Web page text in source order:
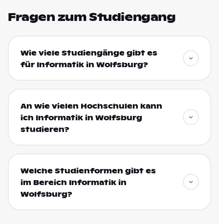
Fragen zum Studiengang
Wie viele Studiengänge gibt es
für Informatik in Wolfsburg?
An wie vielen Hochschulen kann
ich Informatik in Wolfsburg
studieren?
Welche Studienformen gibt es
im Bereich Informatik in
Wolfsburg?